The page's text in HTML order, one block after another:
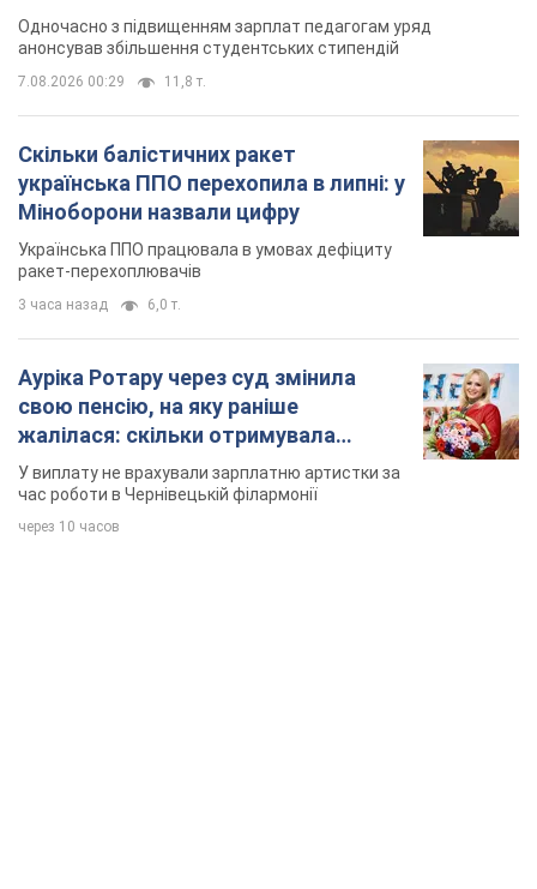
Одночасно з підвищенням зарплат педагогам уряд
анонсував збільшення студентських стипендій
7.08.2026 00:29 11,8 т.
Скільки балістичних ракет
українська ППО перехопила в липні: у
Міноборони назвали цифру
Українська ППО працювала в умовах дефіциту
ракет-перехоплювачів
3 часа назад 6,0 т.
Ауріка Ротару через суд змінила
свою пенсію, на яку раніше
жалілася: скільки отримувала
співачка
У виплату не врахували зарплатню артистки за
час роботи в Чернівецькій філармонії
через 10 часов